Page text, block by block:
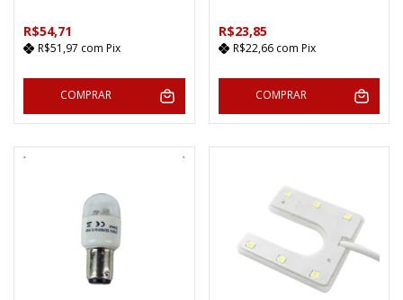
R$54,71
R$51,97 com Pix
COMPRAR
R$23,85
R$22,66 com Pix
COMPRAR